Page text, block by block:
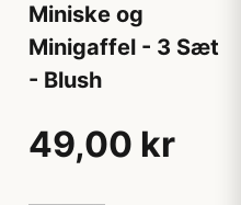
Miniske og
Minigaffel - 3 Sæt
- Blush
49,00 kr